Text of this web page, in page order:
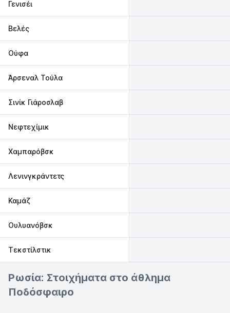
Γενισέι
Βελές
Ούφα
Άρσεναλ Τούλα
Σινίκ Γιάροσλαβ
Νεφτεχίμικ
Χαμπαρόβσκ
Λενινγκράντετς
Καμάζ
Ουλυανόβσκ
Τεκστίλστικ
Ρωσία: Στοιχήματα στο άθλημα
Ποδόσφαιρο